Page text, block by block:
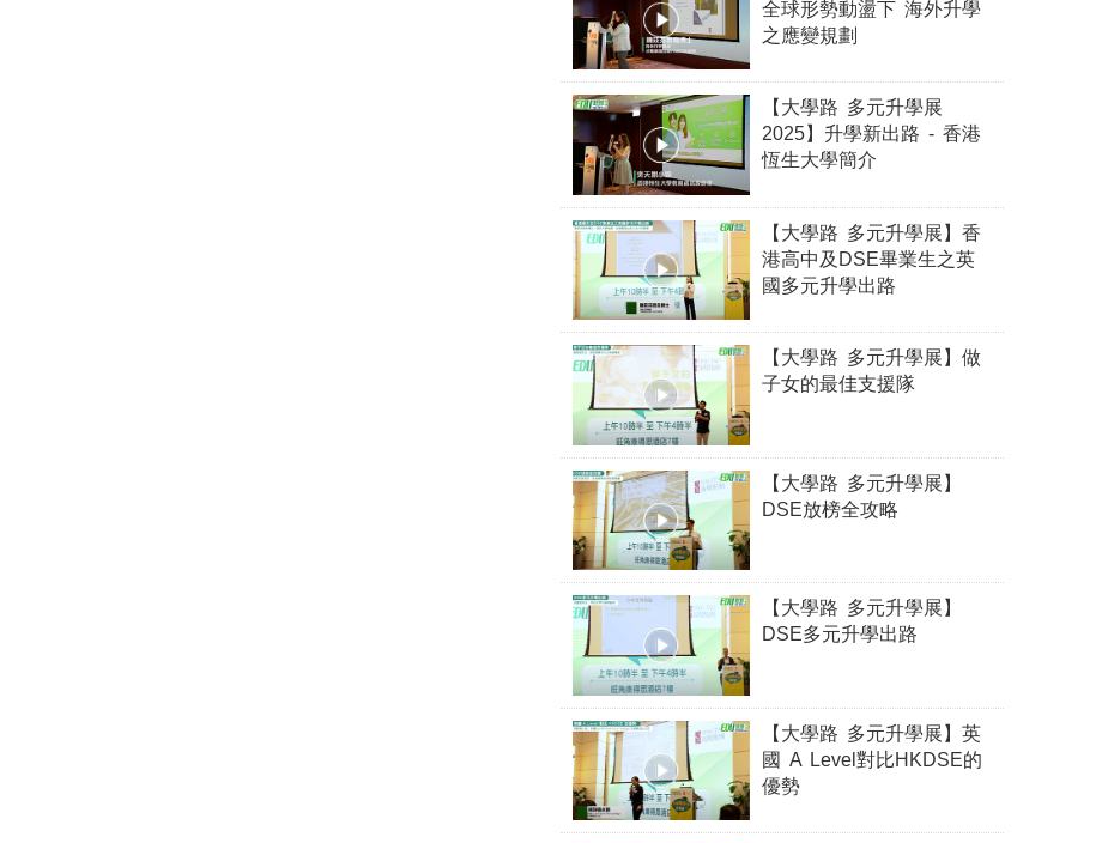
全球形勢動盪下 海外升學
之應變規劃
【大學路 多元升學展
2025】升學新出路 - 香港
恆生大學簡介
【大學路 多元升學展】香
港高中及DSE畢業生之英
國多元升學出路
【大學路 多元升學展】做
子女的最佳支援隊
【大學路 多元升學展】
DSE放榜全攻略
【大學路 多元升學展】
DSE多元升學出路
【大學路 多元升學展】英
國 A Level對比HKDSE的
優勢